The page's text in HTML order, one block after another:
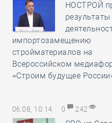
НОСТРОЙ
результаты
импортозамещению
стройматериалов на
Всероссийском
«Строим будущее
06.08, 10:14 0 242